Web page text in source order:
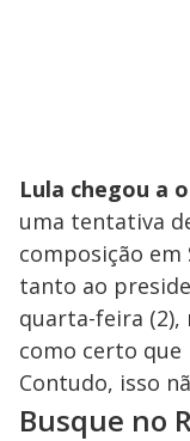
Lula chegou a
uma tentativa
composição em
tanto ao
quarta-feira (2),
como certo que
Contudo, isso
Busque no